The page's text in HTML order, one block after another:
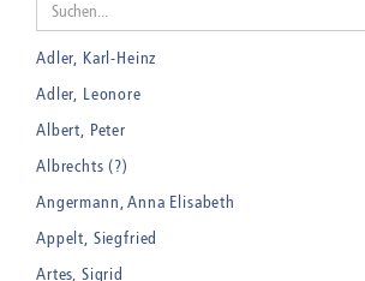
Adler, Karl-Heinz
Adler, Leonore
Albert, Peter
Albrechts (?)
Angermann, Anna Elisabeth
Appelt, Siegfried
Artes, Sigrid